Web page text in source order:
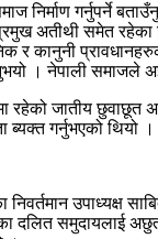
निर्माण गर्नुपर्ने
अतीथी समेत रहेका
र कानुनी
। नेपाली समाजले
रहेको जातीय
गर्नुभएको थियो ।
दलित समुदायलाई